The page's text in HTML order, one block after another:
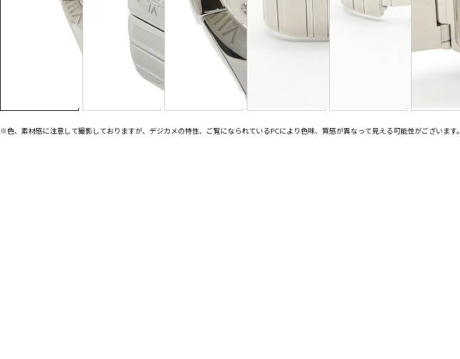
※色、素材感に注意して撮影しておりますが、デジカメの特性、ご覧になられているPCにより色味、質感が異なって見える可能性がございます。